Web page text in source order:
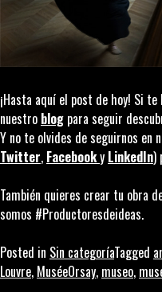
¡Hasta aquí el post de hoy! Si
nuestro blog para seguir
Y no te olvides de seguirnos en
Twitter, Facebooky LinkedIn)
También quieres crear tu obra
somos #Productoresdeideas.
Posted in Sin categoríaTagged
Louvre, MuséeOrsay, museo,